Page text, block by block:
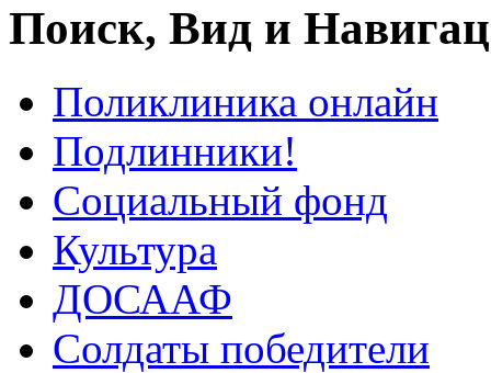
Поиск, Вид и
Поликлиника онлайн
Подлинники!
Социальный фонд
Культура
ДОСААФ
Солдаты победители